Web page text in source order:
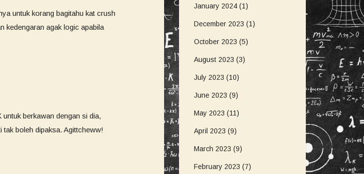
untuk korang bagitahu kat crush
kedengaran agak logic apabila
berkawan dengan si dia,
tak boleh dipaksa. Agittcheww!
January 2024 (1)
December 2023 (1)
October 2023 (5)
August 2023 (3)
July 2023 (10)
June 2023 (9)
May 2023 (11)
April 2023 (9)
March 2023 (9)
February 2023 (7)